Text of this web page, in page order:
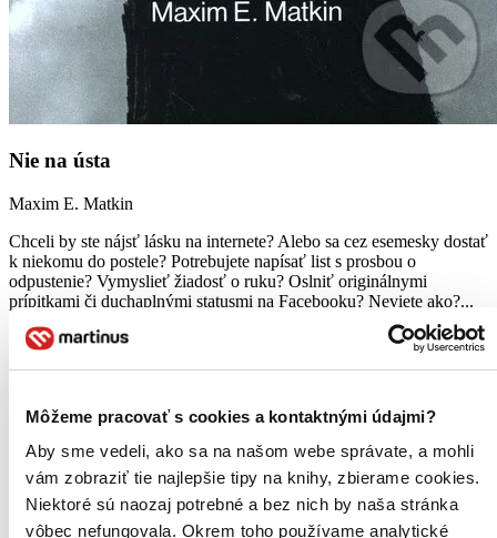
Môžeme pracovať s cookies a kontaktnými údajmi?
Aby sme vedeli, ako sa na našom webe správate, a mohli
vám zobraziť tie najlepšie tipy na knihy, zbierame cookies.
Niektoré sú naozaj potrebné a bez nich by naša stránka
vôbec nefungovala. Okrem toho používame analytické
Nie na ústa
Maxim E. Matkin
Chceli by ste nájsť lásku na internete? Alebo sa cez esemesky dostať
k niekomu do postele? Potrebujete napísať list s prosbou o
odpustenie? Vymyslieť žiadosť o ruku? Oslniť originálnymi
prípitkami či duchaplnými statusmi na Facebooku? Neviete ako?...
(5)
Bratislava -Karloveská knižnica Karloveská kn. Bratislava-
Horné Srnie -Obecná knižnica Horné Srnie Obecná kn. Horné
Prievidza - Knižnica M. Mišíka Prievidza
Kn. M. Mišíka
Prievidza Trenčianske Teplice - Mestská knižnica Trenčianske
Teplice
Mestská kn. Trenčianske Teplice
Banskobystrický kraj (9)
Banská Bystrica -Verejná knižnica M. Kováča Verejná kn. M.